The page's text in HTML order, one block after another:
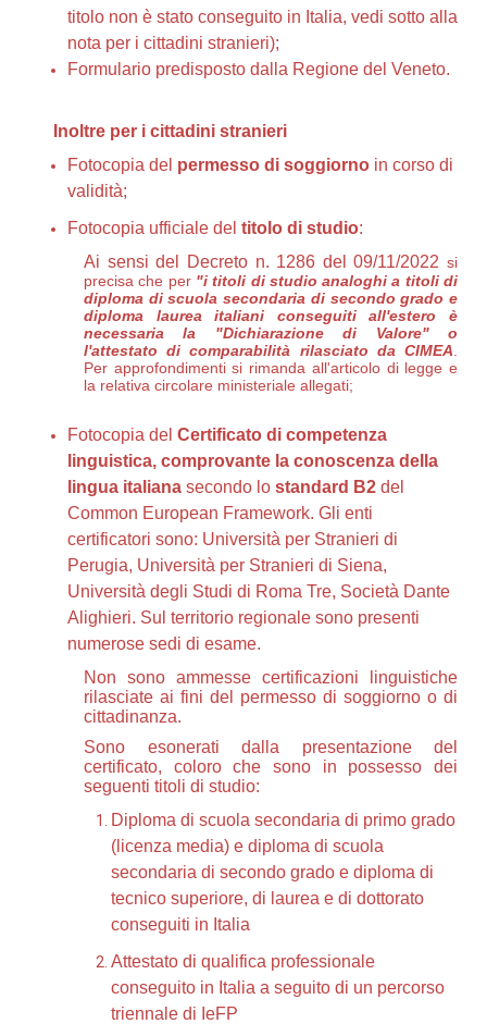
titolo non è stato conseguito in Italia, vedi sotto alla
nota per i cittadini stranieri);
Formulario predisposto dalla Regione del Veneto.
Inoltre per i cittadini stranieri
Fotocopia del permesso di soggiorno in corso di
validità;
Fotocopia ufficiale del titolo di studio:
Ai sensi del Decreto n. 1286 del 09/11/2022 si
precisa che per "i titoli di studio analoghi a titoli di
diploma di scuola secondaria di secondo grado e
diploma laurea italiani conseguiti all'estero è
necessaria la "Dichiarazione di Valore" o
l'attestato di comparabilità rilasciato da CIMEA
Per approfondimenti si rimanda all'articolo di legge e
la relativa circolare ministeriale allegati;
Fotocopia del Certificato di competenza
linguistica, comprovante la conoscenza della
lingua italiana secondo lo standard B2 del
Common European Framework. Gli enti
certificatori sono: Università per Stranieri di
Perugia, Università per Stranieri di Siena,
Università degli Studi di Roma Tre, Società Dante
Alighieri. Sul territorio regionale sono presenti
numerose sedi di esame.
Non sono ammesse certificazioni linguistiche
rilasciate ai fini del permesso di soggiorno o di
cittadinanza.
Sono esonerati dalla presentazione del
certificato, coloro che sono in possesso dei
seguenti titoli di studio:
Diploma di scuola secondaria di primo grado
(licenza media) e diploma di scuola
secondaria di secondo grado e diploma di
tecnico superiore, di laurea e di dottorato
conseguiti in Italia
Attestato di qualifica professionale
conseguito in Italia a seguito di un percorso
triennale di IeFP